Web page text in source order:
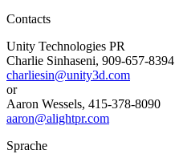
Contacts
Unity Technologies PR
Charlie Sinhaseni, 909-657-8394
charliesin@unity3d.com
or
Aaron Wessels, 415-378-8090
aaron@alightpr.com
Sprache